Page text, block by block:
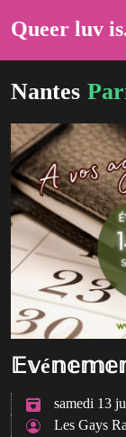
Queer luv
Nantes
samedi 13
Les Gays